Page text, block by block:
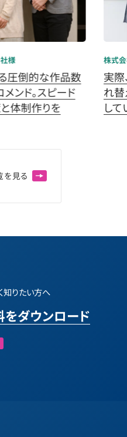
様
圧倒的な作品数
ンド。スピード
体制作りを
株式
実際
れ替
し
を 見る
知りたい方へ
ダウンロード